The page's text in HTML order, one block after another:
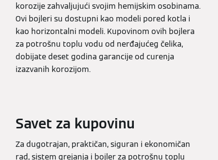
korozije zahvaljujući svojim hemijskim osobinama.
Ovi bojleri su dostupni kao modeli pored kotla i
kao horizontalni modeli. Kupovinom ovih bojlera
za potrošnu toplu vodu od nerđajućeg čelika,
dobijate deset godina garancije od curenja
izazvanih korozijom.
Savet za kupovinu
Za dugotrajan, praktičan, siguran i ekonomičan
rad, sistem grejanja i bojler za potrošnu toplu